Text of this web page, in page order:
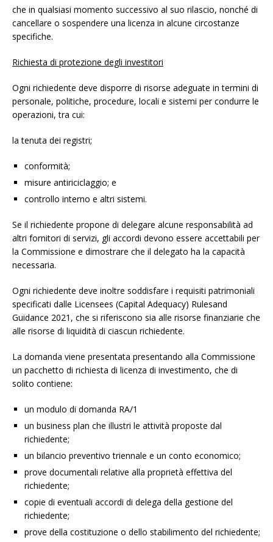
che in qualsiasi momento successivo al suo rilascio, nonché di
cancellare o sospendere una licenza in alcune circostanze
specifiche.
Richiesta di protezione degli investitori
Ogni richiedente deve disporre di risorse adeguate in termini di
personale, politiche, procedure, locali e sistemi per condurre le
operazioni, tra cui:
la tenuta dei registri;
conformità;
misure antiriciclaggio; e
controllo interno e altri sistemi.
Se il richiedente propone di delegare alcune responsabilità ad
altri fornitori di servizi, gli accordi devono essere accettabili per
la Commissione e dimostrare che il delegato ha la capacità
necessaria.
Ogni richiedente deve inoltre soddisfare i requisiti patrimoniali
specificati dalle Licensees (Capital Adequacy) Rulesand
Guidance 2021, che si riferiscono sia alle risorse finanziarie che
alle risorse di liquidità di ciascun richiedente.
La domanda viene presentata presentando alla Commissione
un pacchetto di richiesta di licenza di investimento, che di
solito contiene:
un modulo di domanda RA/1
un business plan che illustri le attività proposte dal
richiedente;
un bilancio preventivo triennale e un conto economico;
prove documentali relative alla proprietà effettiva del
richiedente;
copie di eventuali accordi di delega della gestione del
richiedente;
prove della costituzione o dello stabilimento del richiedente;